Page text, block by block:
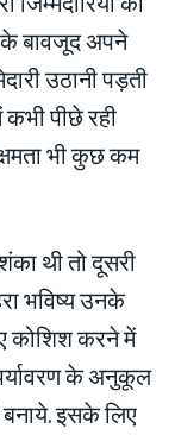
बावजूद अपने
उठानी पड़ती
पीछे रही
भी कुछ कम
थी तो दूसरी
भविष्य उनके
कोशिश करने में
के अनुकूल
इसके लिए